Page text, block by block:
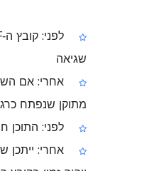
שגיאה
מתוקן שנפתח
לפני:
אחרי: